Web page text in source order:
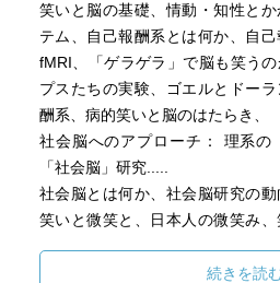
笑いと脳の基礎、情動・知性と
テム、自己報酬系とは何か、自
fMRI、「ゲラゲラ」で脳も笑う
プスたちの実験、ゴエルとドー
酬系、病的笑いと脳のはたらき、
社会脳へのアプローチ： 理系の
「社会脳」研究.....
社会脳とは何か、社会脳研究の動
笑いと微笑と、日本人の微笑み、
コラム： 呼吸と神様、関西笑い学
続きを読